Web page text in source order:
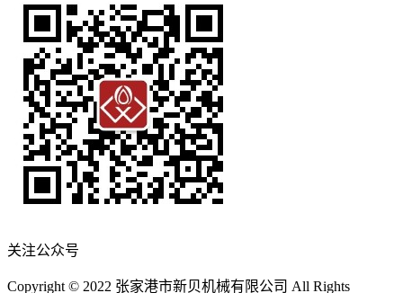
关注公众号
Copyright © 2022 张家港市新贝机械有限公司 All Rights